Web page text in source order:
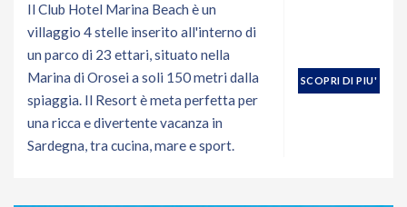
Il Club Hotel Marina Beach è un
villaggio 4 stelle inserito all'interno di
un parco di 23 ettari, situato nella
Marina di Orosei a soli 150 metri dalla
spiaggia. Il Resort è meta perfetta per
una ricca e divertente vacanza in
Sardegna, tra cucina, mare e sport.
SCOPRI DI PIU'